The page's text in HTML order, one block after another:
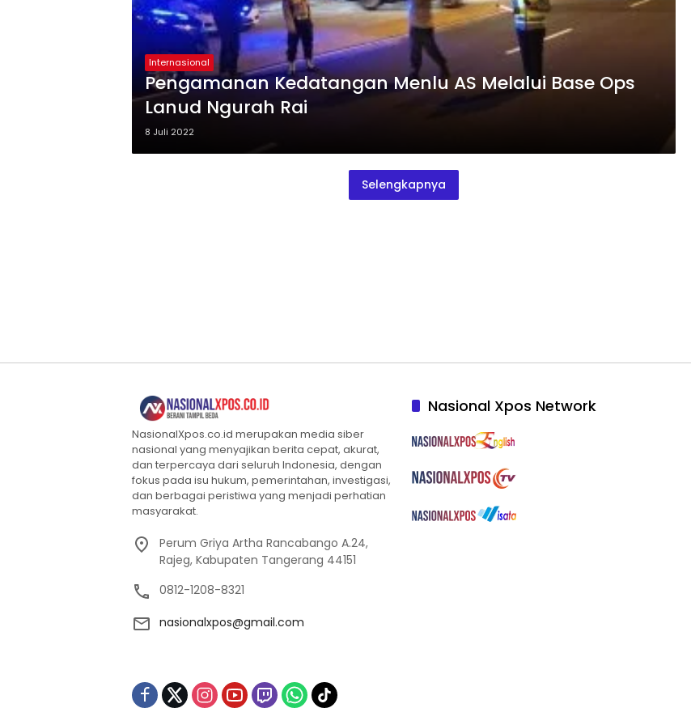
Internasional
Pengamanan Kedatangan Menlu AS Melalui Base Ops
Lanud Ngurah Rai
8 Juli 2022
Selengkapnya
NasionalXpos.co.id merupakan media siber
nasional yang menyajikan berita cepat, akurat,
dan terpercaya dari seluruh Indonesia, dengan
fokus pada isu hukum, pemerintahan, investigasi,
dan berbagai peristiwa yang menjadi perhatian
masyarakat.
Perum Griya Artha Rancabango A.24,
Rajeg, Kabupaten Tangerang 44151
0812-1208-8321
nasionalxpos@gmail.com
Nasional Xpos Network